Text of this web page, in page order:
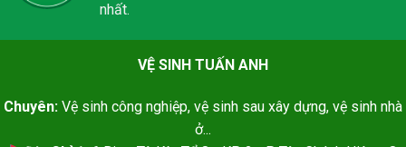
nhất.
VỆ SINH TUẤN ANH
Chuyên: Vệ sinh công nghiệp, vệ sinh sau xây dựng, vệ sinh nhà
ở...